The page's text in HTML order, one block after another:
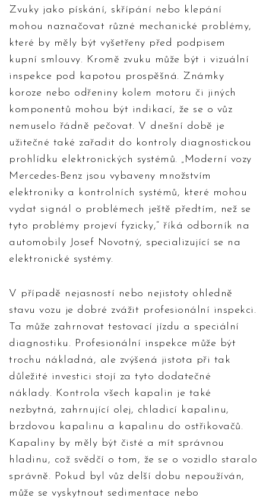
Zvuky jako pískání, skřípání nebo klepání
mohou naznačovat různé mechanické problémy,
které by měly být vyšetřeny před podpisem
kupní smlouvy. Kromě zvuku může být i vizuální
inspekce pod kapotou prospěšná. Známky
koroze nebo odřeniny kolem motoru či jiných
komponentů mohou být indikací, že se o vůz
nemuselo řádně pečovat. V dnešní době je
užitečné také zařadit do kontroly diagnostickou
prohlídku elektronických systémů. „Moderní vozy
Mercedes-Benz jsou vybaveny množstvím
elektroniky a kontrolních systémů, které mohou
vydat signál o problémech ještě předtím, než se
tyto problémy projeví fyzicky,“ říká odborník na
automobily Josef Novotný, specializující se na
elektronické systémy.
V případě nejasností nebo nejistoty ohledně
stavu vozu je dobré zvážit profesionální inspekci.
Ta může zahrnovat testovací jízdu a speciální
diagnostiku. Profesionální inspekce může být
trochu nákladná, ale zvýšená jistota při tak
důležité investici stojí za tyto dodatečné
náklady. Kontrola všech kapalin je také
nezbytná, zahrnující olej, chladicí kapalinu,
brzdovou kapalinu a kapalinu do ostřikovačů.
Kapaliny by měly být čisté a mít správnou
hladinu, což svědčí o tom, že se o vozidlo staralo
správně. Pokud byl vůz delší dobu nepoužíván,
může se vyskytnout sedimentace nebo